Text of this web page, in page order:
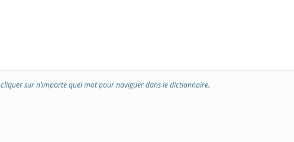
cliquer sur n’importe quel mot pour naviguer dans le dictionnaire.